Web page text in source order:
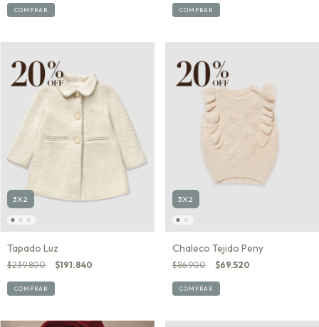
COMPRAR COMPRAR
3X2
Tapado Luz
$239.800 $191.840
COMPRAR
3X2
Chaleco Tejido Peny
$86.900 $69.520
COMPRAR